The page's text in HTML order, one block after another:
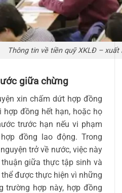
Thông tin về tiền quỹ XKLĐ –
giữa chừng
xin chấm dứt hợp đồng
đồng hết hạn, hoặc họ
trước hạn nếu vi phạm
đồng lao động. Trong
trở về nước, việc này
giữa thực tập sinh và
được thực hiện vì những
trường hợp này, hợp đồng